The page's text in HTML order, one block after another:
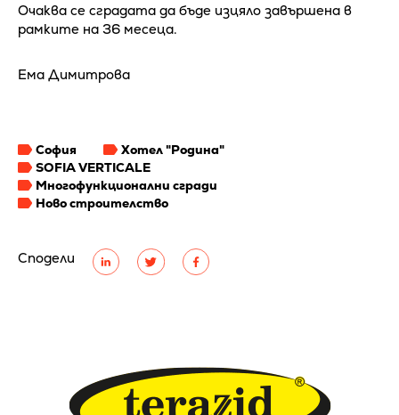
Сподели
Очаква се сградата да бъде изцяло завършена в
рамките на 36 месеца.
Ема Димитрова
София
Хотел "Родина"
SOFIA VERTICALE
Многофункционални сгради
Ново строителство